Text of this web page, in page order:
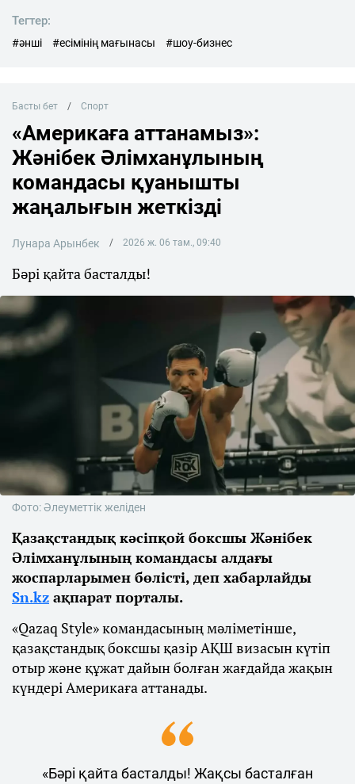
Тегтер:
#әнші #есімінің мағынасы #шоу-бизнес
Басты бет Спорт
«Америкаға аттанамыз»:
Жәнібек Әлімханұлының
командасы қуанышты
жаңалығын жеткізді
Лунара Арынбек 2026 ж. 06 там., 09:40
Бәрі қайта басталды!
Фото: Әлеуметтік желіден
Қазақстандық кәсіпқой боксшы Жәнібек
Әлімханұлының командасы алдағы
жоспарларымен бөлісті, деп хабарлайды
Sn.kz ақпарат порталы.
«Qazaq Style» командасының мәліметінше,
қазақстандық боксшы қазір АҚШ визасын күтіп
отыр және құжат дайын болған жағдайда жақын
күндері Америкаға аттанады.
«Бәрі қайта басталды! Жақсы басталған